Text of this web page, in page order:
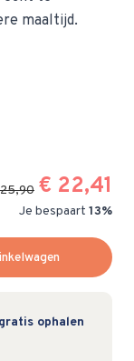
maaltijd.
€ 22,41
Je bespaart 13%
ophalen